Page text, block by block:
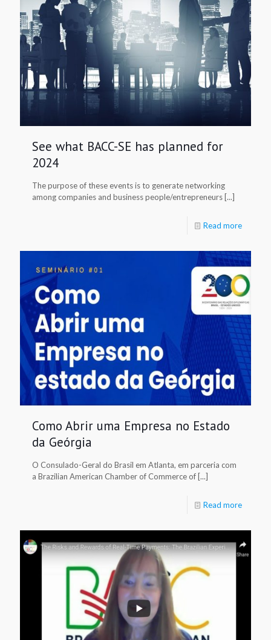
See what BACC-SE has planned for
2024
The purpose of these events is to generate networking
among companies and business people/entrepreneurs [...]
Read more
Como Abrir uma Empresa no Estado
da Geórgia
O Consulado-Geral do Brasil em Atlanta, em parceria com
a Brazilian American Chamber of Commerce of [...]
Read more